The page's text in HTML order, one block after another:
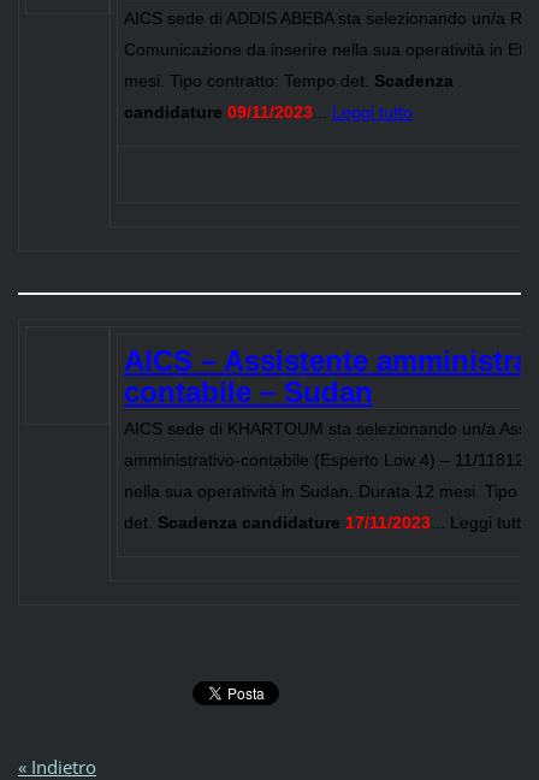
AICS sede di ADDIS ABEBA sta selezionando un/a
Comunicazione da inserire nella sua operatività in
mesi. Tipo contratto: Tempo det. Scadenza
candidature 09/11/2023... Leggi tutto
AICS – Assistente
contabile – Sudan
AICS sede di KHARTOUM sta selezionando un/a
amministrativo-contabile (Esperto Low 4) – 11/11812/
nella sua operatività in Sudan. Durata 12 mesi. Tipo
det. Scadenza candidature 17/11/2023... Leggi tutto
« Indietro